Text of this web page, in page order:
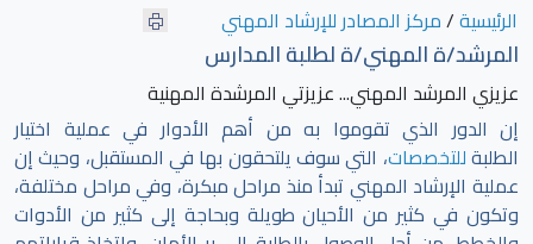
الرئيسية/مركز المصادر للإرشاد المهني
المرشد/ة المهني/ة لطلبة المدارس
عزيزي المرشد المهني... عزيزتي المرشدة المهنية
إن الدور الذي تقوموا به من أهم الأدوار في عملية اختيار
الطلبةللتخصصات، التي سوف يلتحقون بها في المستقبل، وحيث إن
عملية الإرشاد المهني تبدأ منذ مراحل مبكرة، وفي مراحل مختلفة،
وتكون في كثير من الأحيان طويلة وبحاجة إلى كثير من الأدوات